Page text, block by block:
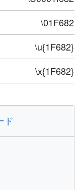
\01F682
\u{1F682}
\x{1F682}
ド